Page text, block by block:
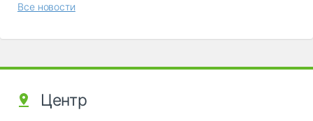
Все новости
Центр